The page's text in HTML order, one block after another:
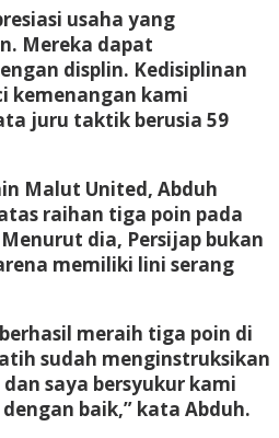
usaha yang
Mereka dapat
displin. Kedisiplinan
kemenangan kami
juru taktik berusia 59
Malut United, Abduh
raihan tiga poin pada
dia, Persijap bukan
memiliki lini serang
meraih tiga poin di
sudah menginstruksikan
saya bersyukur kami
baik,” kata Abduh.